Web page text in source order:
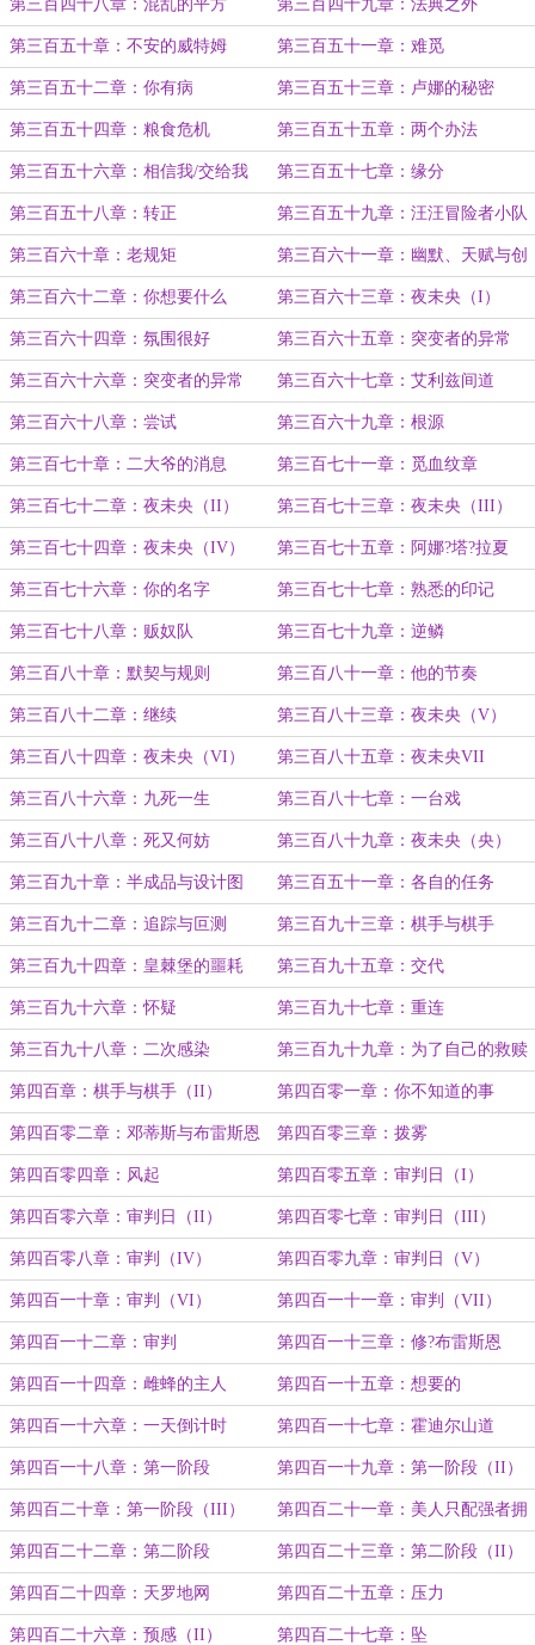
第三百四十八章：混乱的平方
（II）
第三百四十九章：法典之外
第三百五十章：不安的威特姆 第三百五十一章：难觅
第三百五十二章：你有病 第三百五十三章：卢娜的秘密
（II）
第三百五十四章：粮食危机 第三百五十五章：两个办法
第三百五十六章：相信我/交给我 第三百五十七章：缘分
第三百五十八章：转正 第三百五十九章：汪汪冒险者小队
第三百六十章：老规矩 第三百六十一章：幽默、天赋与创
造力
第三百六十二章：你想要什么 第三百六十三章：夜未央（I）
第三百六十四章：氛围很好 第三百六十五章：突变者的异常
（I）
第三百六十六章：突变者的异常
（II）
第三百六十七章：艾利兹间道
第三百六十八章：尝试 第三百六十九章：根源
第三百七十章：二大爷的消息 第三百七十一章：觅血纹章
第三百七十二章：夜未央（II） 第三百七十三章：夜未央（III）
第三百七十四章：夜未央（IV） 第三百七十五章：阿娜?塔?拉夏
第三百七十六章：你的名字 第三百七十七章：熟悉的印记
第三百七十八章：贩奴队 第三百七十九章：逆鳞
第三百八十章：默契与规则 第三百八十一章：他的节奏
第三百八十二章：继续 第三百八十三章：夜未央（V）
第三百八十四章：夜未央（VI） 第三百八十五章：夜未央VII
第三百八十六章：九死一生 第三百八十七章：一台戏
第三百八十八章：死又何妨 第三百八十九章：夜未央（央）
第三百九十章：半成品与设计图 第三百五十一章：各自的任务
第三百九十二章：追踪与叵测 第三百九十三章：棋手与棋手
第三百九十四章：皇棘堡的噩耗 第三百九十五章：交代
第三百九十六章：怀疑 第三百九十七章：重连
第三百九十八章：二次感染 第三百九十九章：为了自己的救赎
第四百章：棋手与棋手（II） 第四百零一章：你不知道的事
第四百零二章：邓蒂斯与布雷斯恩 第四百零三章：拨雾
第四百零四章：风起 第四百零五章：审判日（I）
第四百零六章：审判日（II） 第四百零七章：审判日（III）
第四百零八章：审判（IV） 第四百零九章：审判日（V）
第四百一十章：审判（VI） 第四百一十一章：审判（VII）
第四百一十二章：审判 第四百一十三章：修?布雷斯恩
第四百一十四章：雌蜂的主人 第四百一十五章：想要的
第四百一十六章：一天倒计时 第四百一十七章：霍迪尔山道
第四百一十八章：第一阶段 第四百一十九章：第一阶段（II）
第四百二十章：第一阶段（III） 第四百二十一章：美人只配强者拥
有
第四百二十二章：第二阶段 第四百二十三章：第二阶段（II）
第四百二十四章：天罗地网 第四百二十五章：压力
第四百二十六章：预感（II） 第四百二十七章：坠